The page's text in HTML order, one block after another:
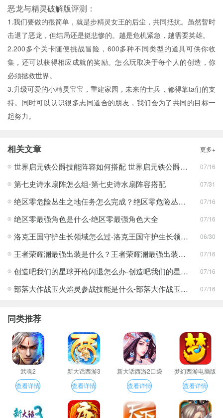
恶龙与精灵破解版评测：
1.我们要做的很简单，就是步精灵女王的后尘，共同抵抗。虽然暂时
击退了恶龙，但结局还是挺悲惨的。越是危机紧急，越需要英雄。
2.200多个关卡随便挑战冒险，600多种不同类型的道具可供你收
集，还可以获得相应成就的奖励。怎么玩取决于每个人的创造，你
必须拯救世界。
3.升级可爱的小精灵宝宝，重建家园，未来的士兵，都得靠ta们的支
持。同时可以认识很多志同道合的朋友，我们会为了共同的目标一
起努力。
相关文章 更多+
世界启元铁公爵技能阵容如何搭配 世界启元铁公爵技能阵容搭配合集 07/16
第七史诗水扇阵怎么组-第七史诗水扇阵容搭配 07/31
绝区零危险丛生之地任务怎么完成？绝区零危险丛生之地任务完成攻略 07/16
绝区零最强角色是什么-绝区零最强角色大全 07/16
洛克王国守护生长领域怎么过-洛克王国守护生长领域通关攻略 06/30
王者荣耀澜最强出装是什么？王者荣耀澜最强出装分享 07/16
创造吧我们的星球开枪闪退怎么办-创造吧我们的星球开枪闪退合集 07/16
部落大作战玉火焰灵参战技能是什么-部落大作战玉火焰灵参战技能合集 07/16
同类推荐
武魂2
查看详情
新大话西游3
查看详情
新大话西游2口袋
版
查看详情
梦幻西游电脑版
查看详情